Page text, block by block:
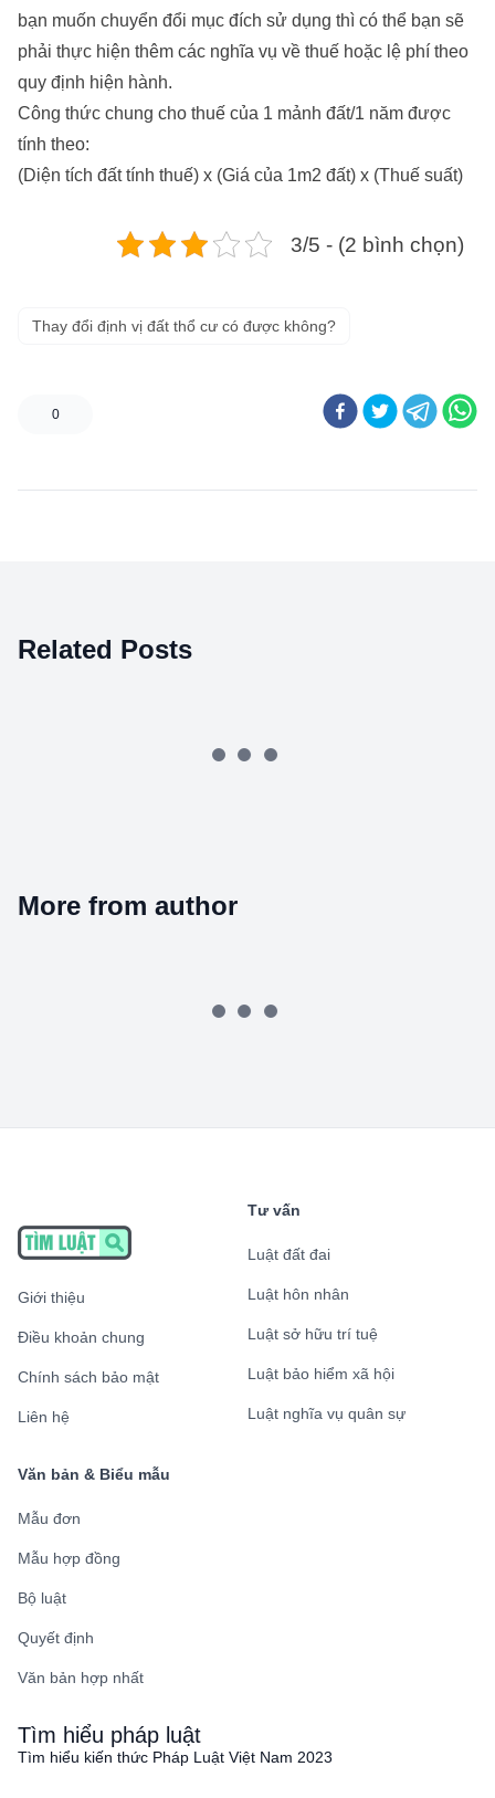
bạn muốn chuyển đổi mục đích sử dụng thì có thể bạn sẽ
phải thực hiện thêm các nghĩa vụ về thuế hoặc lệ phí theo
quy định hiện hành.
Công thức chung cho thuế của 1 mảnh đất/1 năm được
tính theo:
(Diện tích đất tính thuế) x (Giá của 1m2 đất) x (Thuế suất)
3/5 - (2 bình chọn)
Thay đổi định vị đất thổ cư có được không?
0
Related Posts
More from author
Giới thiệu
Điều khoản chung
Chính sách bảo mật
Liên hệ
Tư vấn
Luật đất đai
Luật hôn nhân
Luật sở hữu trí tuệ
Luật bảo hiểm xã hội
Luật nghĩa vụ quân sự
Văn bản & Biểu mẫu
Mẫu đơn
Mẫu hợp đồng
Bộ luật
Quyết định
Văn bản hợp nhất
Tìm hiểu pháp luật
Tìm hiểu kiến thức Pháp Luật Việt Nam 2023